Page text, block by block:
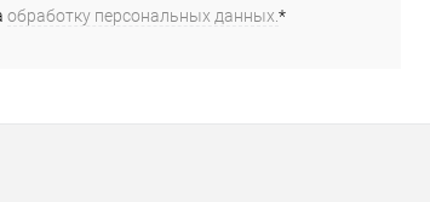
обработку персональных данных.*